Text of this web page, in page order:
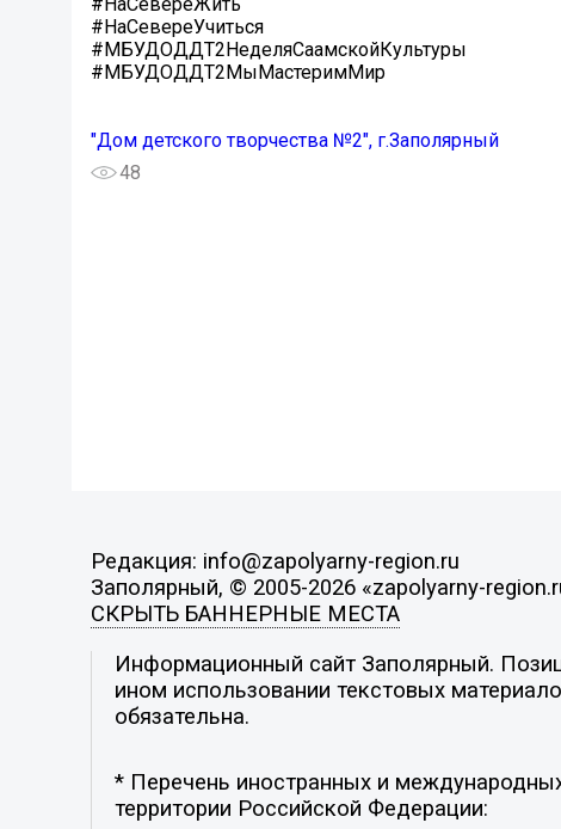
#НаСевереУчиться
#МБУДОДДТ2НеделяСаамскойКультуры
#МБУДОДДТ2МыМастеримМир
"Дом детского творчества №2", г.Заполярный
48
Редакция: info@zapolyarny-region.ru
Заполярный, © 2005-2026 «zapolyarny-
СКРЫТЬ БАННЕРНЫЕ МЕСТА
Информационный сайт Заполярный.
ином использовании текстовых
обязательна.
* Перечень иностранных и
территории Российской Федерации: